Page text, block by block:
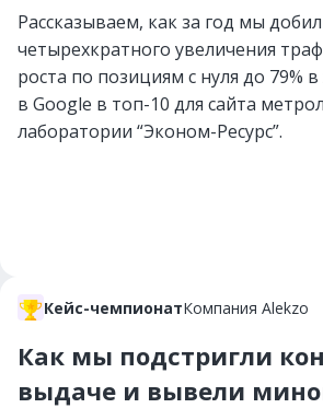
Рассказываем, как за год мы
четырехкратного увеличения
роста по позициям с нуля до 79%
в Google в топ-10 для сайта
лаборатории “Эконом-Ресурс”.
Кейс-чемпионатКомпания Alekzo
Как мы подстригли
выдаче и вывели